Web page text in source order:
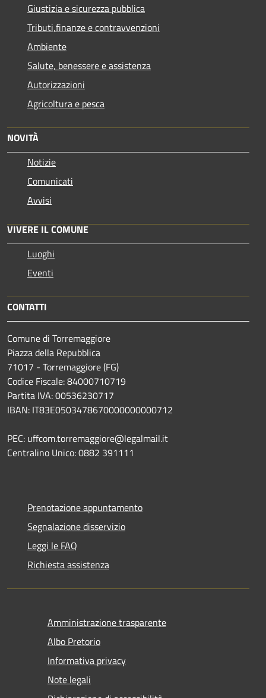
Giustizia e sicurezza pubblica
Tributi,finanze e contravvenzioni
Ambiente
Salute, benessere e assistenza
Autorizzazioni
Agricoltura e pesca
NOVITÀ
Notizie
Comunicati
Avvisi
VIVERE IL COMUNE
Luoghi
Eventi
CONTATTI
Comune di Torremaggiore
Piazza della Repubblica
71017 - Torremaggiore (FG)
Codice Fiscale: 84000710719
Partita IVA: 00536230717
IBAN: IT83E0503478670000000000712
PEC: uffcom.torremaggiore@legalmail.it
Centralino Unico: 0882 391111
Prenotazione appuntamento
Segnalazione disservizio
Leggi le FAQ
Richiesta assistenza
Amministrazione trasparente
Albo Pretorio
Informativa privacy
Note legali